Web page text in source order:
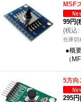
MSF
99円(
(税込:
在庫切
●概
（
5方向
295円